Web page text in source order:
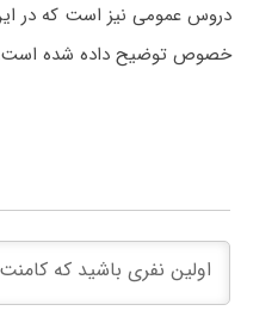
دروس عمومی نیز است که در
خصوص توضیح داده شده